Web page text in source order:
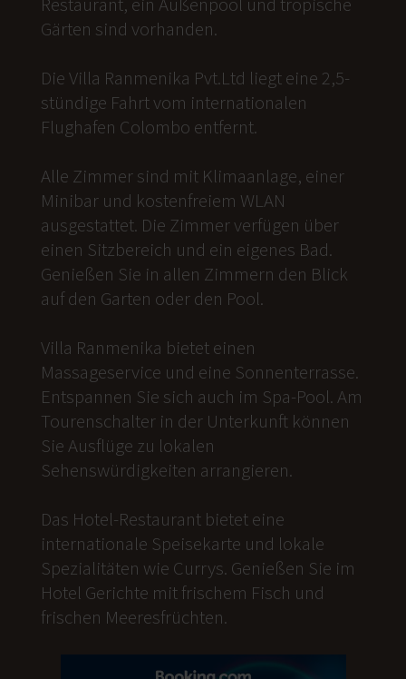
Gärten sind vorhanden.
Die Villa Ranmenika Pvt.Ltd liegt eine 2,5-
stündige Fahrt vom internationalen
Flughafen Colombo entfernt.
Alle Zimmer sind mit Klimaanlage, einer
Minibar und kostenfreiem WLAN
ausgestattet. Die Zimmer verfügen über
einen Sitzbereich und ein eigenes Bad.
Genießen Sie in allen Zimmern den Blick
auf den Garten oder den Pool.
Villa Ranmenika bietet einen
Massageservice und eine Sonnenterrasse.
Entspannen Sie sich auch im Spa-Pool. Am
Tourenschalter in der Unterkunft können
Sie Ausflüge zu lokalen
Sehenswürdigkeiten arrangieren.
Das Hotel-Restaurant bietet eine
internationale Speisekarte und lokale
Spezialitäten wie Currys. Genießen Sie im
Hotel Gerichte mit frischem Fisch und
frischen Meeresfrüchten.